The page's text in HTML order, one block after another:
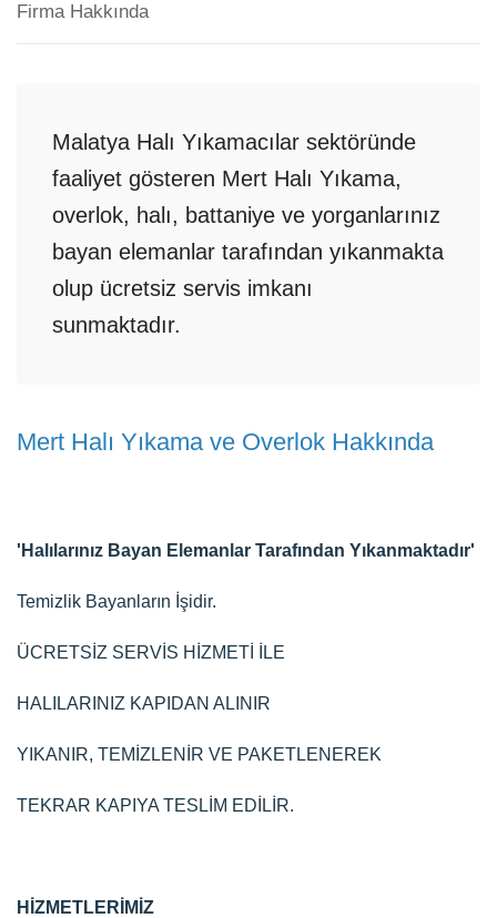
Firma Hakkında
Malatya Halı Yıkamacılar sektöründe
faaliyet gösteren Mert Halı Yıkama,
overlok, halı, battaniye ve yorganlarınız
bayan elemanlar tarafından yıkanmakta
olup ücretsiz servis imkanı
sunmaktadır.
Mert Halı Yıkama ve Overlok Hakkında
'Halılarınız Bayan Elemanlar Tarafından Yıkanmaktadır'
Temizlik Bayanların İşidir.
ÜCRETSİZ SERVİS HİZMETİ İLE
HALILARINIZ KAPIDAN ALINIR
YIKANIR, TEMİZLENİR VE PAKETLENEREK
TEKRAR KAPIYA TESLİM EDİLİR.
HİZMETLERİMİZ